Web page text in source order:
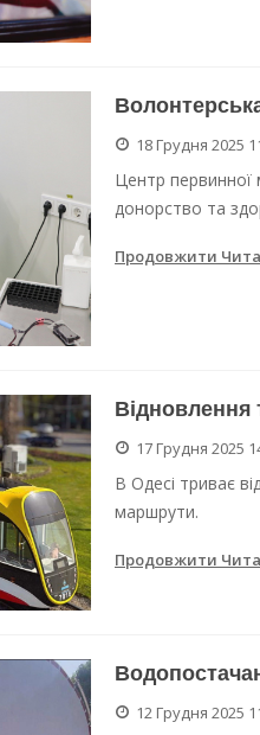
18 Грудня 2025
Центр первинної
донорство та
Продовжити
Відновлення
17 Грудня 2025
В Одесі триває
маршрути.
Продовжити
12 Грудня 2025